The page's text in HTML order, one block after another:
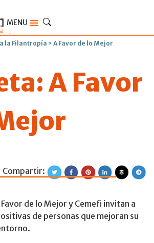
MENU
la Filantropía > A Favor de lo Mejor
A Favor
las
Compartir:
de lo Mejor y Cemefi invitan a
de personas que mejoran su